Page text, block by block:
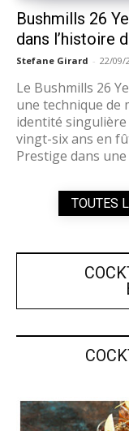
Bushmills 26
dans l’histoire
Stefane Girard - 22/09/
Le Bushmills 26
une technique de
identité singulière
vingt-six ans en
Prestige dans
TOUTES